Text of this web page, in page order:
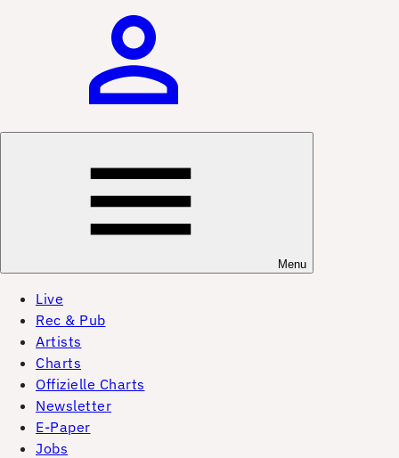
Menu
Live
Rec & Pub
Artists
Charts
Offizielle Charts
Newsletter
E-Paper
Jobs